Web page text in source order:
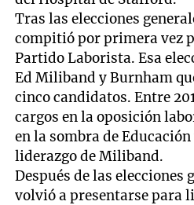
Tras las elecciones
compitió por primera vez
Partido Laborista. Esa
Ed Miliband y Burnham
cinco candidatos. Entre
cargos en la oposición
en la sombra de
liderazgo de Miliband.
Después de las elecciones
volvió a presentarse para